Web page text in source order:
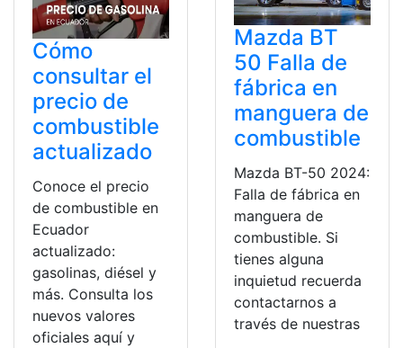
Cómo
consultar el
precio de
combustible
actualizado
Conoce el precio
de combustible en
Ecuador
actualizado:
gasolinas, diésel y
más. Consulta los
nuevos valores
oficiales aquí y
Mazda BT
50 Falla de
fábrica en
manguera de
combustible
Mazda BT-50 2024:
Falla de fábrica en
manguera de
combustible. Si
tienes alguna
inquietud recuerda
contactarnos a
través de nuestras